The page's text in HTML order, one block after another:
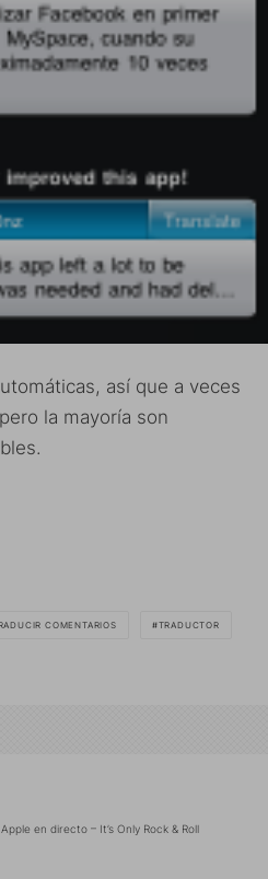
así que a veces
la mayoría son
COMENTARIOS TRADUCTOR
en directo – It’s Only Rock & Roll